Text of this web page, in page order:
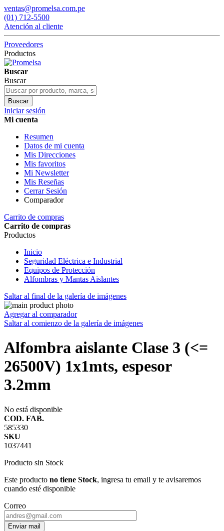
ventas@promelsa.com.pe
(01) 712-5500
Atención al cliente
Proveedores
Productos
Buscar
Buscar
Buscar
Iniciar sesión
Mi cuenta
Resumen
Datos de mi cuenta
Mis Direcciones
Mis favoritos
Mi Newsletter
Mis Reseñas
Cerrar Sesión
Comparador
Carrito de compras
Carrito de compras
Productos
Inicio
Seguridad Eléctrica e Industrial
Equipos de Protección
Alfombras y Mantas Aislantes
Saltar al final de la galería de imágenes
Agregar al comparador
Saltar al comienzo de la galería de imágenes
Alfombra aislante Clase 3 (<=
26500V) 1x1mts, espesor
3.2mm
No está disponible
COD. FAB.
585330
SKU
1037441
Producto sin Stock
Este producto no tiene Stock, ingresa tu email y te avisaremos
cuando esté disponible
Correo
Enviar mail